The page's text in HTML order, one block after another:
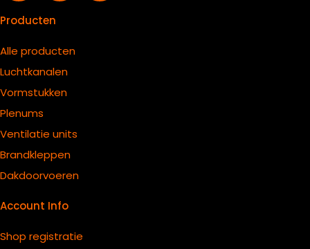
Producten
Alle producten
Luchtkanalen
Vormstukken
Plenums
Ventilatie units
Brandkleppen
Dakdoorvoeren
Account Info
Shop registratie